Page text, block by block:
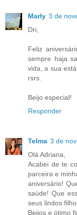
Marly 3 de
Dri,
Feliz
sempre haja
vida, a sua
rsrs.
Beijo especial!
Responder
Telma 3 de
Olá Adriana,
Acabei de te
parceira e
aniversário!
saúde! Que
seus lindos
Beijos e ótimo